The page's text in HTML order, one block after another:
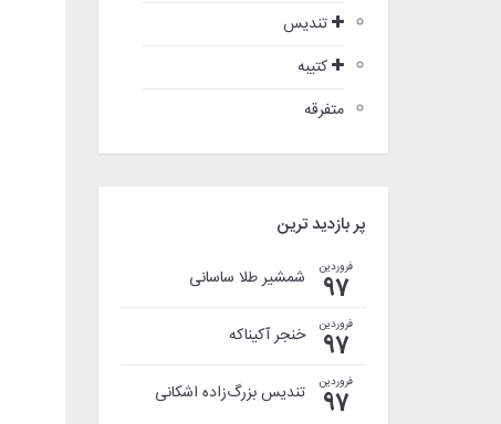
تندیس
کتیبه
متفرقه
پر بازدید ترین
فروردین
97 شمشیر طلا ساسانی
فروردین
97 خنجر آکیناکه
فروردین
97 تندیس بزرگ‌زاده اشکانی